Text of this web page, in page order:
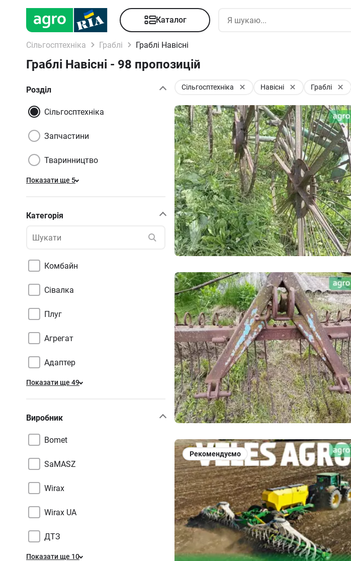
Каталог
Сільгосптехніка Граблі Граблі Навісні
Граблі Навісні - 98 пропозицій
Розділ
Сільгосптехніка
Запчастини
Тваринництво
Показати ще 5
Категорія
Комбайн
Сівалка
Плуг
Агрегат
Адаптер
Показати ще 49
Виробник
Bomet
SaMASZ
Wirax
Wirax UA
ДТЗ
Показати ще 10
Сільгосптехніка Навісні Граблі
Рекомендуємо